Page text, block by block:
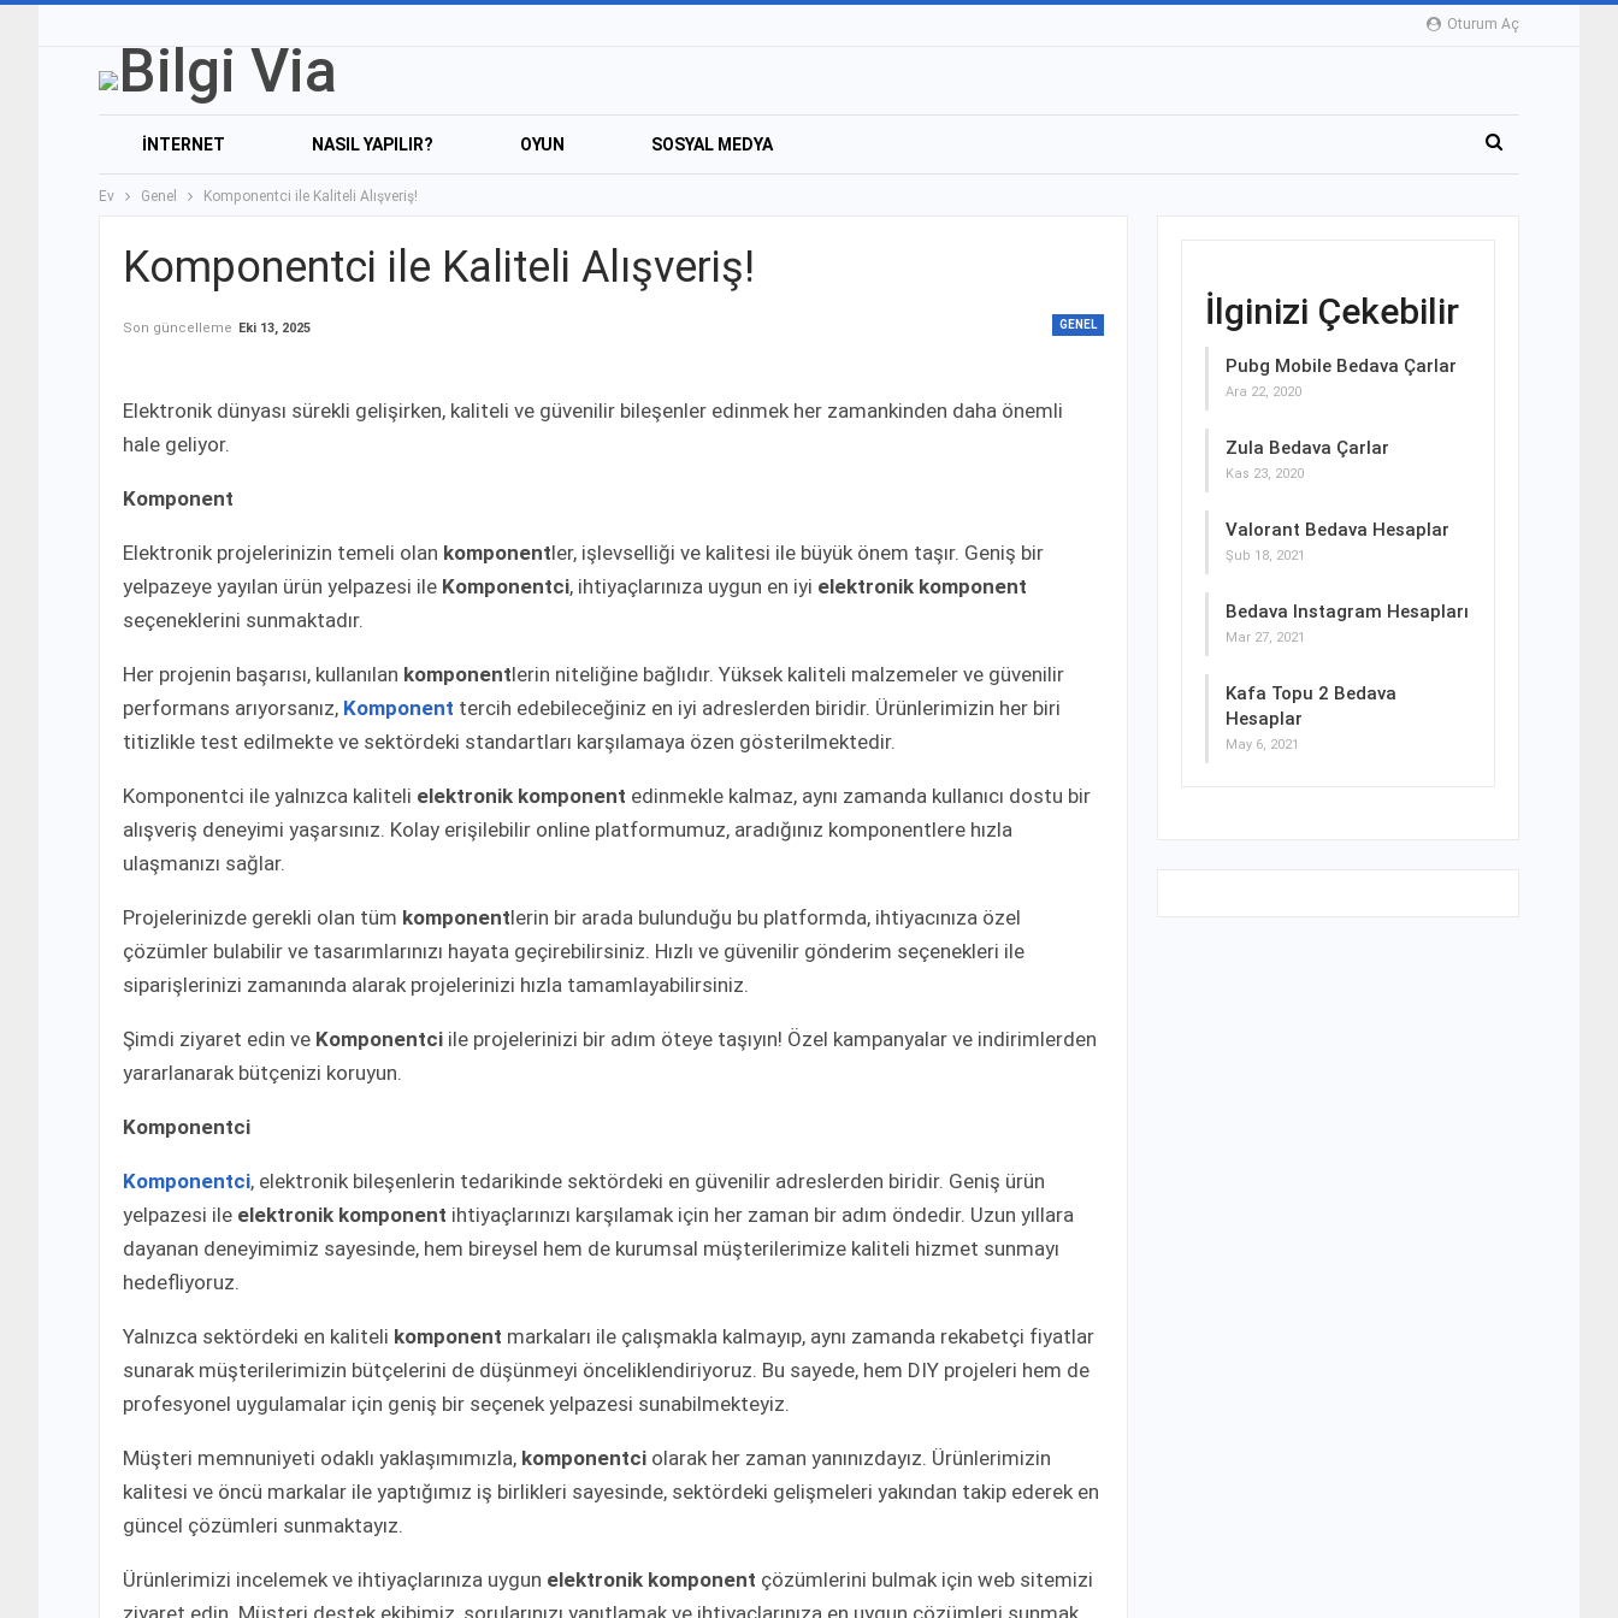
Oturum Aç
İNTERNET NASIL YAPILIR? OYUN SOSYAL MEDYA
Ev Genel Komponentci ile Kaliteli Alışveriş!
Komponentci ile Kaliteli Alışveriş!
GENEL
Son güncelleme Eki 13, 2025
Elektronik dünyası sürekli gelişirken, kaliteli ve güvenilir bileşenler edinmek her zamankinden daha önemli
hale geliyor.
Komponent
Elektronik projelerinizin temeli olan komponentler, işlevselliği ve kalitesi ile büyük önem taşır. Geniş bir
yelpazeye yayılan ürün yelpazesi ile Komponentci, ihtiyaçlarınıza uygun en iyi elektronik komponent
seçeneklerini sunmaktadır.
Her projenin başarısı, kullanılan komponentlerin niteliğine bağlıdır. Yüksek kaliteli malzemeler ve güvenilir
performans arıyorsanız, Komponent tercih edebileceğiniz en iyi adreslerden biridir. Ürünlerimizin her biri
titizlikle test edilmekte ve sektördeki standartları karşılamaya özen gösterilmektedir.
Komponentci ile yalnızca kaliteli elektronik komponent edinmekle kalmaz, aynı zamanda kullanıcı dostu bir
alışveriş deneyimi yaşarsınız. Kolay erişilebilir online platformumuz, aradığınız komponentlere hızla
ulaşmanızı sağlar.
Projelerinizde gerekli olan tüm komponentlerin bir arada bulunduğu bu platformda, ihtiyacınıza özel
çözümler bulabilir ve tasarımlarınızı hayata geçirebilirsiniz. Hızlı ve güvenilir gönderim seçenekleri ile
siparişlerinizi zamanında alarak projelerinizi hızla tamamlayabilirsiniz.
Şimdi ziyaret edin ve Komponentci ile projelerinizi bir adım öteye taşıyın! Özel kampanyalar ve indirimlerden
yararlanarak bütçenizi koruyun.
Komponentci
Komponentci, elektronik bileşenlerin tedarikinde sektördeki en güvenilir adreslerden biridir. Geniş ürün
yelpazesi ile elektronik komponent ihtiyaçlarınızı karşılamak için her zaman bir adım öndedir. Uzun yıllara
dayanan deneyimimiz sayesinde, hem bireysel hem de kurumsal müşterilerimize kaliteli hizmet sunmayı
hedefliyoruz.
Yalnızca sektördeki en kaliteli komponent markaları ile çalışmakla kalmayıp, aynı zamanda rekabetçi fiyatlar
sunarak müşterilerimizin bütçelerini de düşünmeyi önceliklendiriyoruz. Bu sayede, hem DIY projeleri hem de
profesyonel uygulamalar için geniş bir seçenek yelpazesi sunabilmekteyiz.
Müşteri memnuniyeti odaklı yaklaşımımızla, komponentci olarak her zaman yanınızdayız. Ürünlerimizin
kalitesi ve öncü markalar ile yaptığımız iş birlikleri sayesinde, sektördeki gelişmeleri yakından takip ederek en
güncel çözümleri sunmaktayız.
Ürünlerimizi incelemek ve ihtiyaçlarınıza uygun elektronik komponent çözümlerini bulmak için web sitemizi
ziyaret edin. Müşteri destek ekibimiz, sorularınızı yanıtlamak ve ihtiyaçlarınıza en uygun çözümleri sunmak
İlginizi Çekebilir
Pubg Mobile Bedava Çarlar
Ara 22, 2020
Zula Bedava Çarlar
Kas 23, 2020
Valorant Bedava Hesaplar
Şub 18, 2021
Bedava Instagram Hesapları
Mar 27, 2021
Kafa Topu 2 Bedava
Hesaplar
May 6, 2021